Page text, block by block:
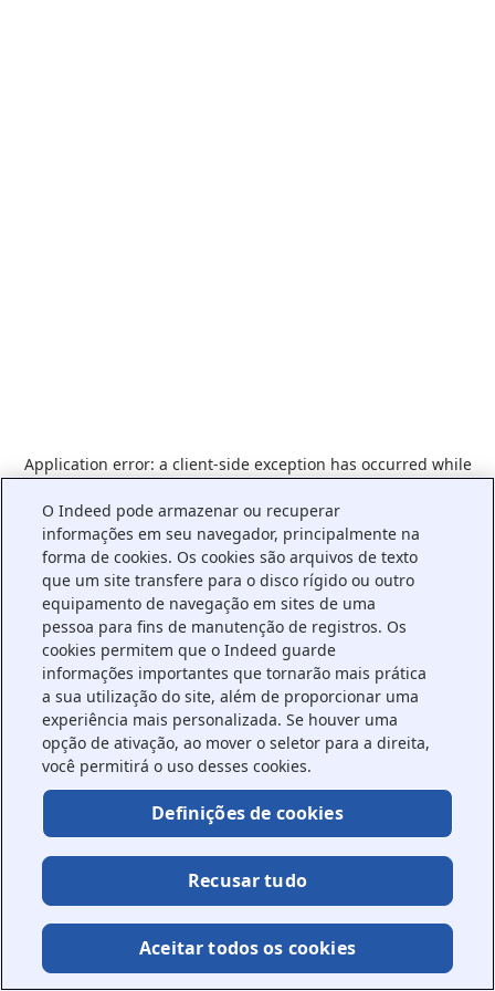
Application error: a client-side exception has occurred while
information).
O Indeed pode armazenar ou recuperar
informações em seu navegador, principalmente na
forma de cookies. Os cookies são arquivos de texto
que um site transfere para o disco rígido ou outro
equipamento de navegação em sites de uma
pessoa para fins de manutenção de registros. Os
cookies permitem que o Indeed guarde
informações importantes que tornarão mais prática
a sua utilização do site, além de proporcionar uma
experiência mais personalizada. Se houver uma
opção de ativação, ao mover o seletor para a direita,
você permitirá o uso desses cookies.
Definições de cookies
Recusar tudo
Aceitar todos os cookies